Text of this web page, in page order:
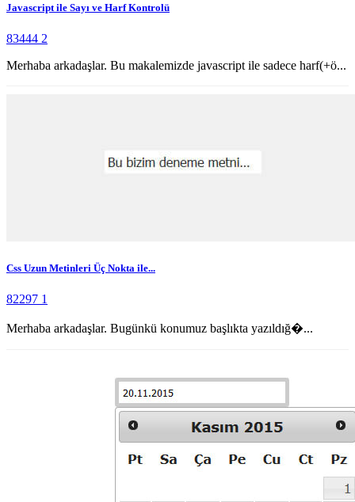
Javascript ile Sayı ve Harf Kontrolü
83444 2
Merhaba arkadaşlar. Bu makalemizde javascript ile sadece harf(+ö...
Css Uzun Metinleri Üç Nokta ile...
82297 1
Merhaba arkadaşlar. Bugünkü konumuz başlıkta yazıldığ�...